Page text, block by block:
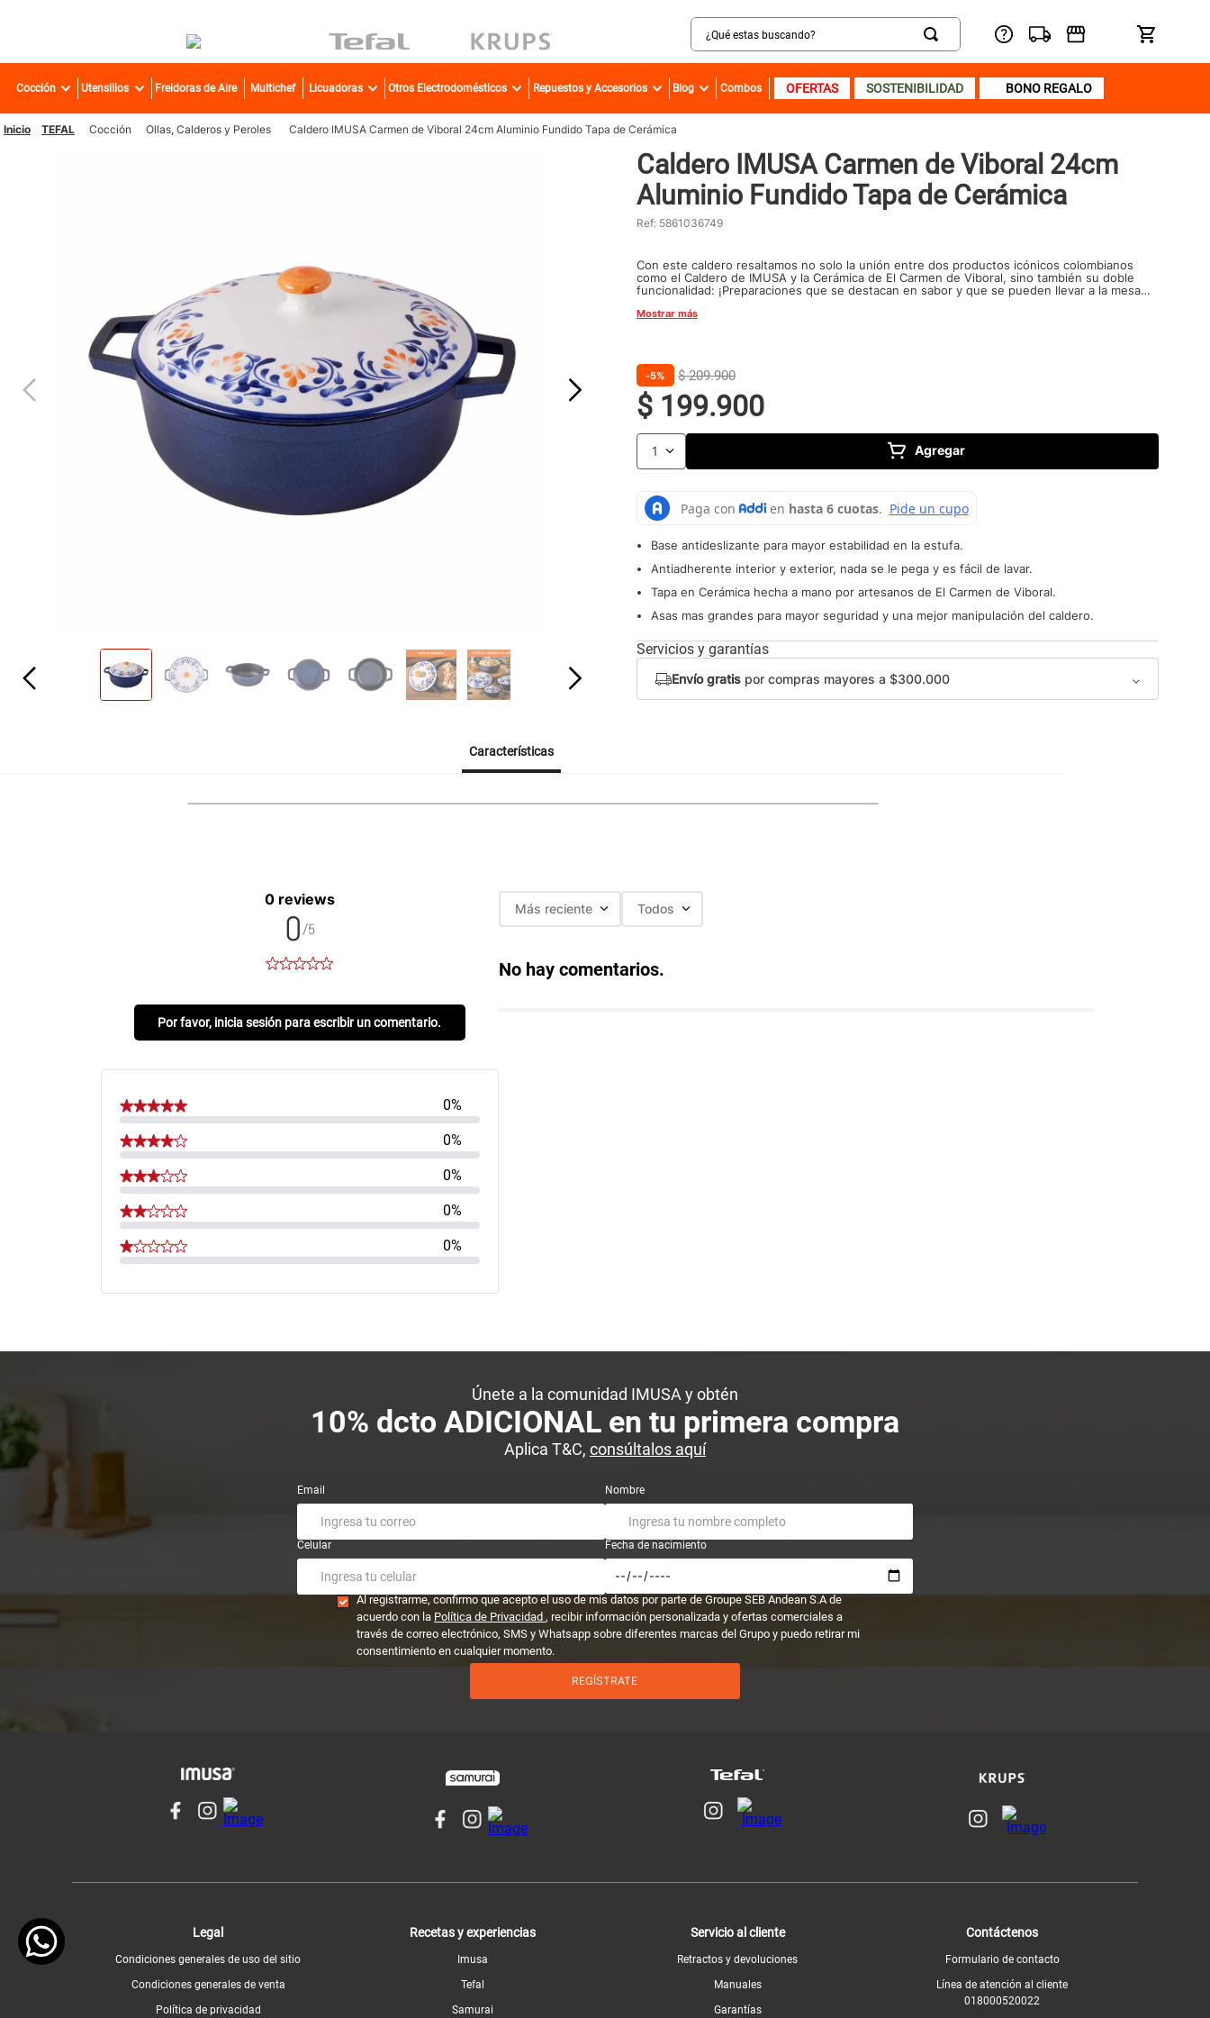
¿Qué estas buscando?
Cocción Utensilios Freidoras de Aire Multichef Licuadoras Otros Electrodomésticos Repuestos y Accesorios Blog Combos OFERTAS SOSTENIBILIDAD BONO REGALO
TEFAL Cocción Ollas, Calderos y Peroles Caldero IMUSA Carmen de Viboral 24cm Aluminio Fundido Tapa de Cerámica
Caldero IMUSA Carmen de Viboral 24cm
Aluminio Fundido Tapa de Cerámica
Ref: 5861036749
Con este caldero resaltamos no solo la unión entre dos productos icónicos colombianos
como el Caldero de IMUSA y la Cerámica de El Carmen de Viboral, sino también su doble
funcionalidad: ¡Preparaciones que se destacan en sabor y que se pueden llevar a la mesa
Mostrar más
5% $ 209.900
$ 199.900
1 Agregar
Base antideslizante para mayor estabilidad en la estufa.
Antiadherente interior y exterior, nada se le pega y es fácil de lavar.
Tapa en Cerámica hecha a mano por artesanos de El Carmen de Viboral.
Asas mas grandes para mayor seguridad y una mejor manipulación del caldero.
Servicios y garantías
Envío gratispor compras mayores a $300.000
Características
0 reviews
0/5
Por favor, inicia sesión para escribir un comentario.
0%
0%
0%
0%
0%
Más reciente Todos
No hay comentarios.
Únete a la comunidad IMUSA y obtén
10% dcto ADICIONAL en tu primera compra
Aplica T&C, consúltalos aquí
Email Nombre
Celular Fecha de nacimiento
Al registrarme, confirmo que acepto el uso de mis datos por parte de Groupe SEB Andean S.A de
acuerdo con la Política de Privacidad , recibir información personalizada y ofertas comerciales a
través de correo electrónico, SMS y Whatsapp sobre diferentes marcas del Grupo y puedo retirar mi
consentimiento en cualquier momento.
REGÍSTRATE
Legal
Condiciones generales de uso del sitio
Condiciones generales de venta
Política de privacidad
Recetas y experiencias
Imusa
Tefal
Samurai
Servicio al cliente
Retractos y devoluciones
Manuales
Garantías
Contáctenos
Formulario de contacto
Línea de atención al cliente
018000520022
1
sartenes
2.
bateria
7.
licuadora
cafetera
acero inoxidable
10. caldero